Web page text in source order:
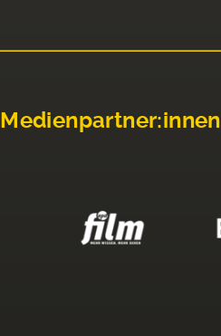
Medienpartner:innen